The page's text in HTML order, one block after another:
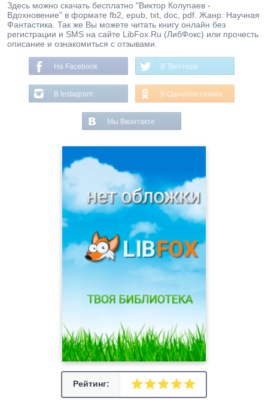
Здесь можно скачать бесплатно "Виктор Колупаев -
Вдохновение" в формате fb2, epub, txt, doc, pdf. Жанр: Научная
Фантастика. Так же Вы можете читать книгу онлайн без
регистрации и SMS на сайте LibFox.Ru (ЛибФокс) или прочесть
описание и ознакомиться с отзывами.
На Facebook В Твиттере
В Instagram В Одноклассниках
Мы Вконтакте
Рейтинг: